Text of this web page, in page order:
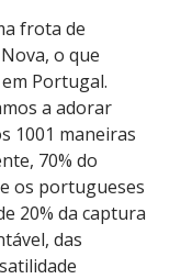
frota de
o que
Portugal.
a adorar
1001 maneiras
70% do
os portugueses
20% da captura
das